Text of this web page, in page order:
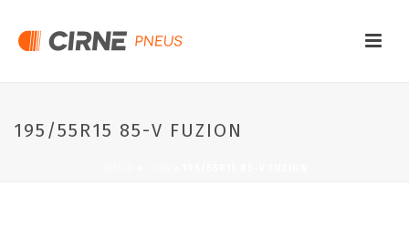
195/55R15 85-V FUZION